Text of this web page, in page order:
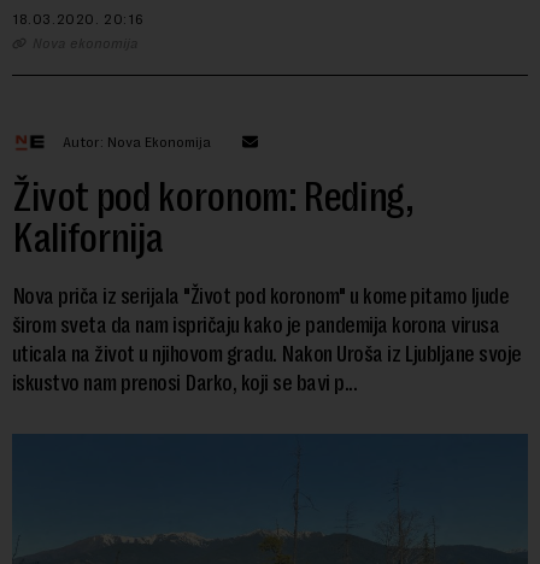
18.03.2020. 20:16
Nova ekonomija
Autor: Nova Ekonomija
Život pod koronom: Reding,
Kalifornija
Nova priča iz serijala "Život pod koronom" u kome pitamo ljude
širom sveta da nam ispričaju kako je pandemija korona virusa
uticala na život u njihovom gradu. Nakon Uroša iz Ljubljane svoje
iskustvo nam prenosi Darko, koji se bavi p...